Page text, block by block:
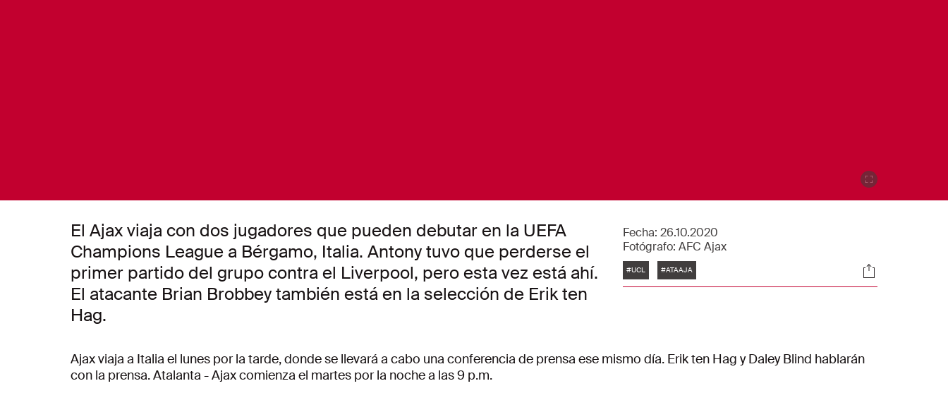
El Ajax viaja con dos jugadores que pueden debutar en la UEFA
Champions League a Bérgamo, Italia. Antony tuvo que perderse el
primer partido del grupo contra el Liverpool, pero esta vez está ahí.
El atacante Brian Brobbey también está en la selección de Erik ten
Hag.
Fecha: 26.10.2020
Fotógrafo: AFC Ajax
Etiquetas
#UCL #ATAAJA Sociales
Ajax viaja a Italia el lunes por la tarde, donde se llevará a cabo una conferencia de prensa ese mismo día. Erik ten Hag y Daley Blind hablarán
con la prensa. Atalanta - Ajax comienza el martes por la noche a las 9 p.m.